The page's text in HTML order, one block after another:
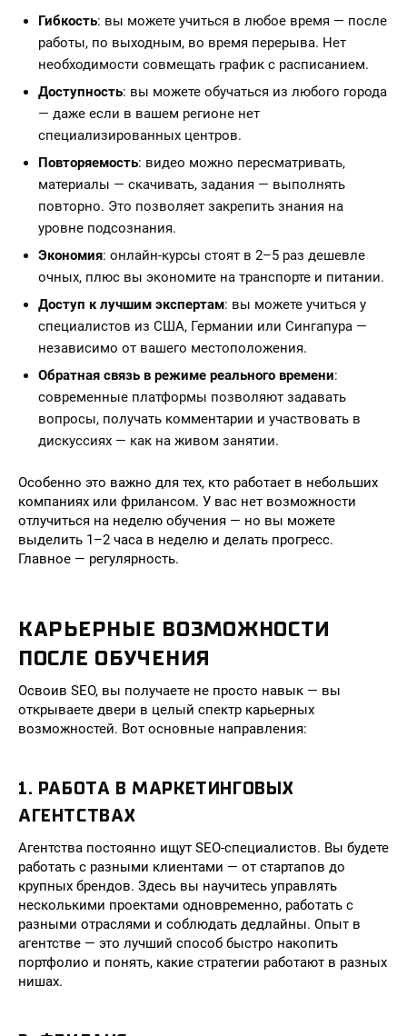
Гибкость: вы можете учиться в любое время — после
работы, по выходным, во время перерыва. Нет
необходимости совмещать график с расписанием.
Доступность: вы можете обучаться из любого города
— даже если в вашем регионе нет
специализированных центров.
Повторяемость: видео можно пересматривать,
материалы — скачивать, задания — выполнять
повторно. Это позволяет закрепить знания на
уровне подсознания.
Экономия: онлайн-курсы стоят в 2–5 раз дешевле
очных, плюс вы экономите на транспорте и питании.
Доступ к лучшим экспертам: вы можете учиться у
специалистов из США, Германии или Сингапура —
независимо от вашего местоположения.
Обратная связь в режиме реального времени:
современные платформы позволяют задавать
вопросы, получать комментарии и участвовать в
дискуссиях — как на живом занятии.
Особенно это важно для тех, кто работает в небольших
компаниях или фрилансом. У вас нет возможности
отлучиться на неделю обучения — но вы можете
выделить 1–2 часа в неделю и делать прогресс.
Главное — регулярность.
КАРЬЕРНЫЕ ВОЗМОЖНОСТИ
ПОСЛЕ ОБУЧЕНИЯ
Освоив SEO, вы получаете не просто навык — вы
открываете двери в целый спектр карьерных
возможностей. Вот основные направления:
1. РАБОТА В МАРКЕТИНГОВЫХ
АГЕНТСТВАХ
Агентства постоянно ищут SEO-специалистов. Вы будете
работать с разными клиентами — от стартапов до
крупных брендов. Здесь вы научитесь управлять
несколькими проектами одновременно, работать с
разными отраслями и соблюдать дедлайны. Опыт в
агентстве — это лучший способ быстро накопить
портфолио и понять, какие стратегии работают в разных
нишах.